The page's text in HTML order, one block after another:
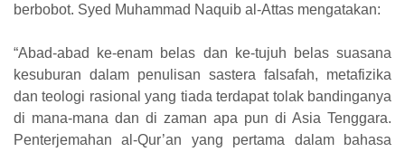
berbobot. Syed Muhammad Naquib al-Attas mengatakan:
“Abad-abad ke-enam belas dan ke-tujuh belas suasana
kesuburan dalam penulisan sastera falsafah, metafizika
dan teologi rasional yang tiada terdapat tolak bandinganya
di mana-mana dan di zaman apa pun di Asia Tenggara.
Penterjemahan al-Qur’an yang pertama dalam bahasa